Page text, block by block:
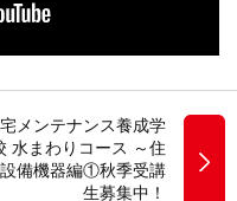
メンテナンス養成学
水まわりコース ～住
備機器編①秋季受講
生募集中！